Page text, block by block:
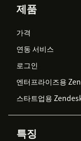
제품
가격
연동 서비스
로그인
엔터프라이즈용
스타트업용
특징